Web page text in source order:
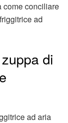
come conciliare
ad
di
ad aria